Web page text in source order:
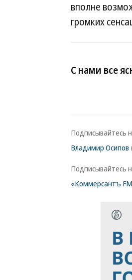
вполне
громких
С нами все
Подписывайтесь
Владимир Осипов
Подписывайтесь
«Коммерсантъ